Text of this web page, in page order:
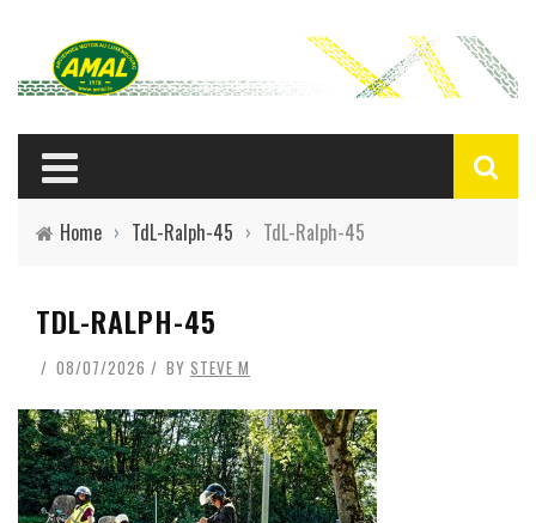
Home › TdL-Ralph-45 › TdL-Ralph-45
TDL-RALPH-45
08/07/2026 BY STEVE M